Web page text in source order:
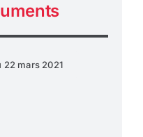
22 mars 2021